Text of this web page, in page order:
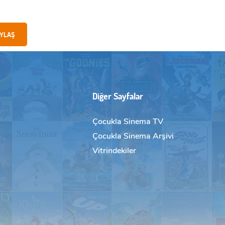
Diğer Sayfalar
Çocukla Sinema TV
Çocukla Sinema Arşivi
Vitrindekiler